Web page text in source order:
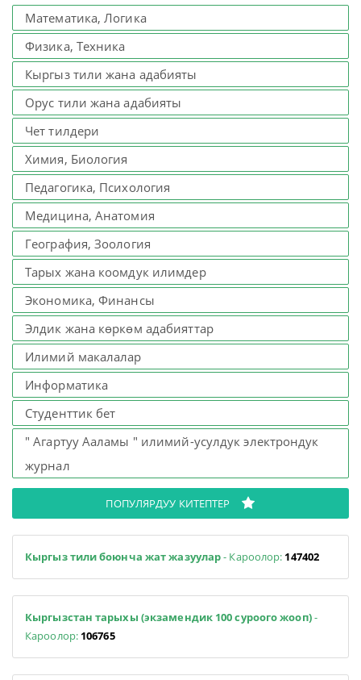
Математика, Логика
Физика, Техника
Кыргыз тили жана адабияты
Орус тили жана адабияты
Чет тилдери
Химия, Биология
Педагогика, Психология
Медицина, Анатомия
География, Зоология
Тарых жана коомдук илимдер
Экономика, Финансы
Элдик жана көркөм адабияттар
Илимий макалалар
Информатика
Студенттик бет
" Агартуу Ааламы " илимий-усулдук электрондук
журнал
ПОПУЛЯРДУУ КИТЕПТЕР
Кыргыз тили боюнча жат жазуулар- Кароолор: 147402
Кыргызстан тарыхы (экзамендик 100 суроого жооп)-
Кароолор: 106765